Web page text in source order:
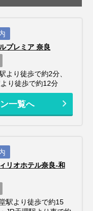
プレミア 奈良
より徒歩で約2分、
り徒歩で約12分
一覧へ
リオホテル奈良-和
駅より徒歩で約15